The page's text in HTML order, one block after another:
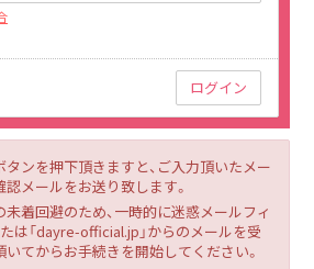
ンを押下頂きますと、ご入力頂いたメー
メールをお送り致します。
着回避のため、一時的に迷惑メールフィ
は「dayre-official.jp」からのメールを受
てからお手続きを開始してください。